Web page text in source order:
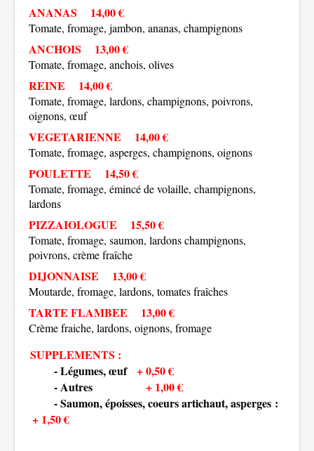
ANANAS 14,00 €
Tomate, fromage, jambon, ananas, champignons
ANCHOIS 13,00 €
Tomate, fromage, anchois, olives
REINE 14,00 €
Tomate, fromage, lardons, champignons, poivrons,
oignons, œuf
VEGETARIENNE 14,00 €
Tomate, fromage, asperges, champignons, oignons
POULETTE 14,50 €
Tomate, fromage, émincé de volaille, champignons,
lardons
PIZZAIOLOGUE 15,50 €
Tomate, fromage, saumon, lardons champignons,
poivrons, crème fraîche
DIJONNAISE 13,00 €
Moutarde, fromage, lardons, tomates fraîches
TARTE FLAMBEE 13,00 €
Crème fraiche, lardons, oignons, fromage
SUPPLEMENTS :
- Légumes, œuf + 0,50 €
- Autres + 1,00 €
- Saumon, époisses, coeurs artichaut, asperges :
+ 1,50 €